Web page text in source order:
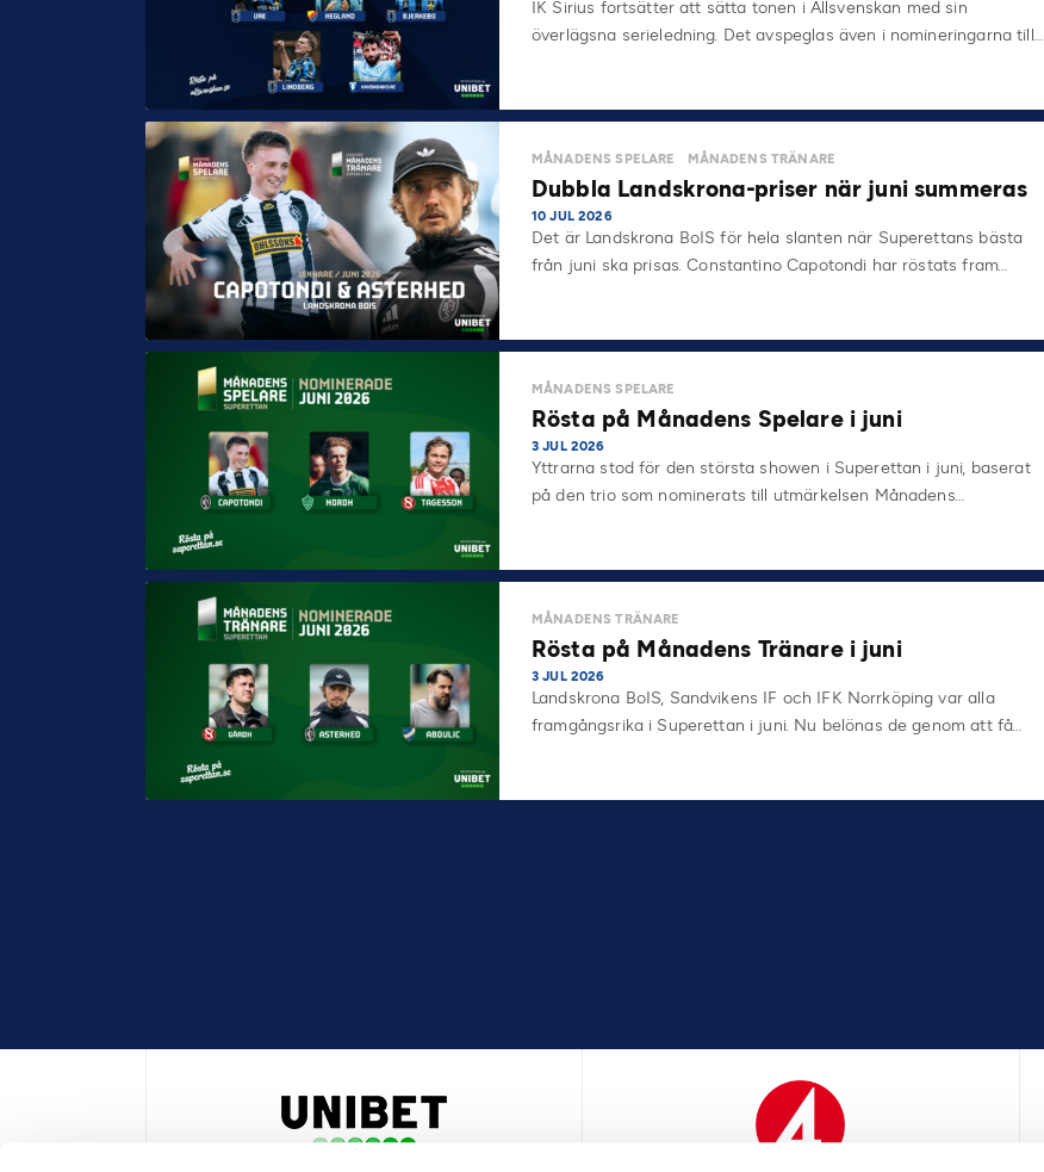
IK Sirius fortsätter att sätta tonen i Allsvenskan med sin
överlägsna serieledning. Det avspeglas även i nomineringarna till…
MÅNADENS SPELARE MÅNADENS TRÄNARE
Dubbla Landskrona-priser när juni summeras
10 JUL 2026
Det är Landskrona BoIS för hela slanten när Superettans bästa
från juni ska prisas. Constantino Capotondi har röstats fram…
MÅNADENS SPELARE
Rösta på Månadens Spelare i juni
3 JUL 2026
Yttrarna stod för den största showen i Superettan i juni, baserat
på den trio som nominerats till utmärkelsen Månadens…
MÅNADENS TRÄNARE
Rösta på Månadens Tränare i juni
3 JUL 2026
Landskrona BoIS, Sandvikens IF och IFK Norrköping var alla
framgångsrika i Superettan i juni. Nu belönas de genom att få…